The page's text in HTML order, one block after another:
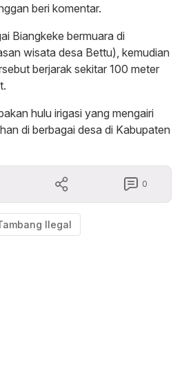
beri komentar.
Biangkeke bermuara di
wisata desa Bettu), kemudian
berjarak sekitar 100 meter
hulu irigasi yang mengairi
di berbagai desa di Kabupaten
0
Ilegal